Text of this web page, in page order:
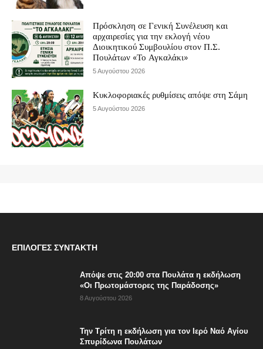
Πρόσκληση σε Γενική Συνέλευση και
αρχαιρεσίες για την εκλογή νέου
Διοικητικού Συμβουλίου στον Π.Σ.
Πουλάτων «Το Αγκαλάκι»
5 Αυγούστου 2026
Κυκλοφοριακές ρυθμίσεις απόψε στη Σάμη
5 Αυγούστου 2026
ΕΠΙΛΟΓΈΣ ΣΥΝΤΆΚΤΗ
Απόψε στις 20:00 στα Πουλάτα η εκδήλωση
«Οι Πρωτομάστορες της Παράδοσης»
8 Αυγούστου 2026
Την Τρίτη η εκδήλωση για τον Ιερό Ναό Αγίου
Σπυρίδωνα Πουλάτων